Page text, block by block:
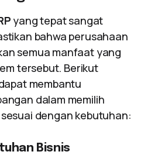
yang tepat sangat
bahwa perusahaan
semua manfaat yang
tersebut. Berikut
membantu
dalam memilih
dengan kebutuhan:
Bisnis